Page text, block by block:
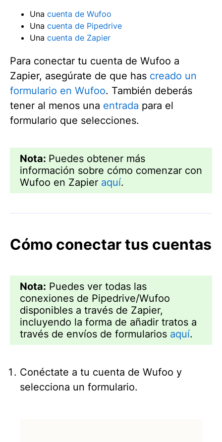
Una cuenta de Wufoo
Una cuenta de Pipedrive
Una cuenta de Zapier
Para conectar tu cuenta de Wufoo a
Zapier, asegúrate de que has creado un
formulario en Wufoo. También deberás
tener al menos una entrada para el
formulario que selecciones.
Nota: Puedes obtener más
información sobre cómo comenzar con
Wufoo en Zapier aquí.
Cómo conectar tus cuentas
Nota: Puedes ver todas las
conexiones de Pipedrive/Wufoo
disponibles a través de Zapier,
incluyendo la forma de añadir tratos a
través de envíos de formularios aquí.
Conéctate a tu cuenta de Wufoo y
selecciona un formulario.